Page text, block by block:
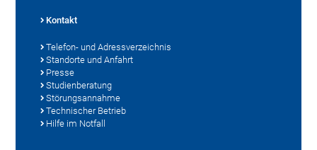
Kontakt
Telefon- und Adressverzeichnis
Standorte und Anfahrt
Presse
Studienberatung
Störungsannahme
Technischer Betrieb
Hilfe im Notfall